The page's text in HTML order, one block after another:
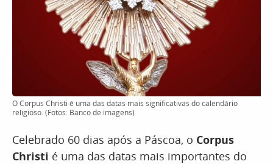
O Corpus Christi é uma das datas mais significativas do calendário
religioso. (Fotos: Banco de imagens)
Celebrado 60 dias após a Páscoa, o Corpus
Christi é uma das datas mais importantes do